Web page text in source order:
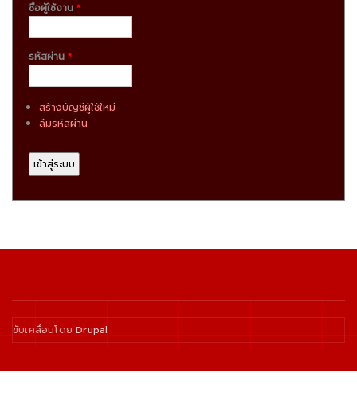
ชื่อผู้ใช้งาน *
รหัสผ่าน *
สร้างบัญชีผู้ใช้ใหม่
ลืมรหัสผ่าน
ขับเคลื่อนโดยDrupal